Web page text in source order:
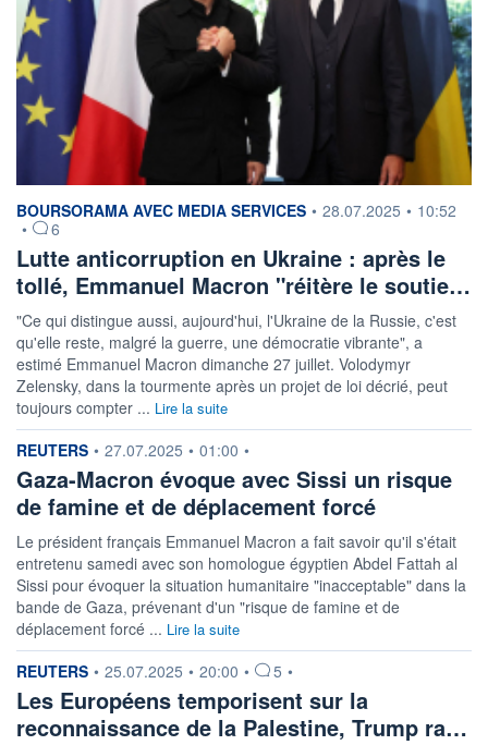
information fournie par
BOURSORAMA AVEC MEDIA SERVICES • 28.07.2025 • 10:52
•
6
Lutte anticorruption en Ukraine : après le
tollé, Emmanuel Macron "réitère le soutie…
"Ce qui distingue aussi, aujourd'hui, l'Ukraine de la Russie, c'est
qu'elle reste, malgré la guerre, une démocratie vibrante", a
estimé Emmanuel Macron dimanche 27 juillet. Volodymyr
Zelensky, dans la tourmente après un projet de loi décrié, peut
toujours compter ... Lire la suite
information fournie par
REUTERS • 27.07.2025 • 01:00 •
Gaza-Macron évoque avec Sissi un risque
de famine et de déplacement forcé
Le président français Emmanuel Macron a fait savoir qu'il s'était
entretenu samedi avec son homologue égyptien Abdel Fattah al
Sissi pour évoquer la situation humanitaire "inacceptable" dans la
bande de Gaza, prévenant d'un "risque de famine et de
déplacement forcé ... Lire la suite
information fournie par
REUTERS • 25.07.2025 • 20:00 • 5 •
Les Européens temporisent sur la
reconnaissance de la Palestine, Trump ra…